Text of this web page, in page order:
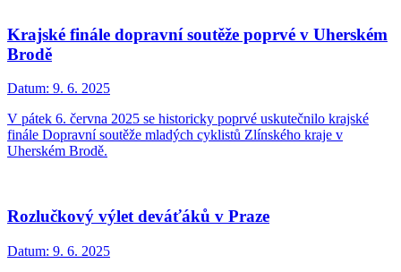
Krajské finále dopravní soutěže poprvé v Uherském
Brodě
Datum: 9. 6. 2025
V pátek 6. června 2025 se historicky poprvé uskutečnilo krajské
finále Dopravní soutěže mladých cyklistů Zlínského kraje v
Uherském Brodě.
Rozlučkový výlet deváťáků v Praze
Datum: 9. 6. 2025